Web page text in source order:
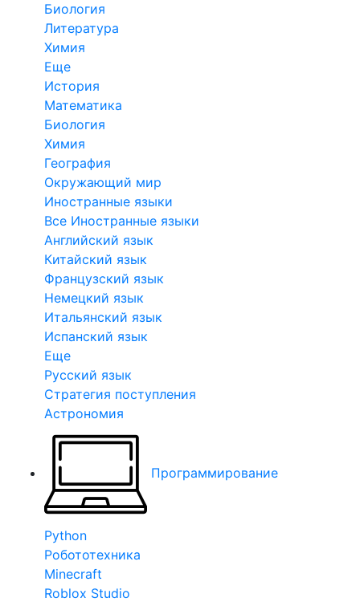
Биология
Литература
Химия
Еще
История
Математика
Биология
Химия
География
Окружающий мир
Иностранные языки
Все Иностранные языки
Английский язык
Китайский язык
Французский язык
Немецкий язык
Итальянский язык
Испанский язык
Еще
Русский язык
Стратегия поступления
Астрономия
Программирование
Python
Робототехника
Minecraft
Roblox Studio